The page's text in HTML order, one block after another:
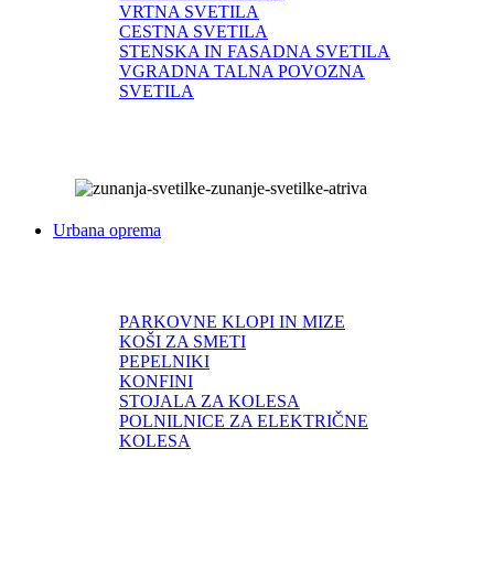
VRTNA SVETILA
CESTNA SVETILA
STENSKA IN FASADNA SVETILA
VGRADNA TALNA POVOZNA
SVETILA
Urbana oprema
PARKOVNE KLOPI IN MIZE
KOŠI ZA SMETI
PEPELNIKI
KONFINI
STOJALA ZA KOLESA
POLNILNICE ZA ELEKTRIČNE
KOLESA